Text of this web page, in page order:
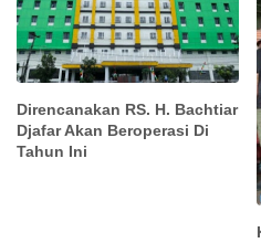
Direncanakan RS. H. Bachtiar
Djafar Akan Beroperasi Di
Tahun Ini